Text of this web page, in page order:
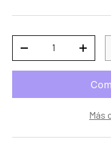
DISMINUIR CANTIDAD
Más